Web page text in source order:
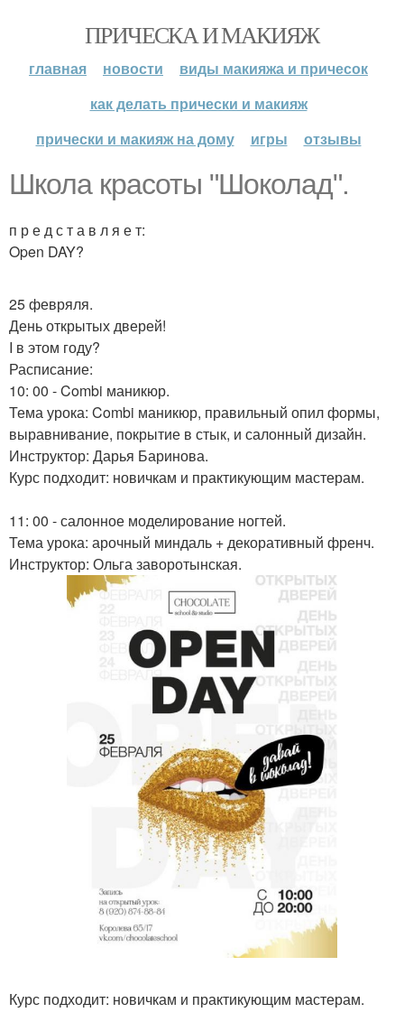
ПРИЧЕСКА И МАКИЯЖ
главная новости
виды макияжа и причесок
как делать прически и макияж
прически и макияж на дому
игры отзывы
Школа красоты "Шоколад".
п р е д с т а в л я е т:
Open DAY?
25 февряля.
День открытых дверей!
I в этом году?
Расписание:
10: 00 - Combi маникюр.
Тема урока: Combi маникюр, правильный опил формы,
выравнивание, покрытие в стык, и салонный дизайн.
Инструктор: Дарья Баринова.
Курс подходит: новичкам и практикующим мастерам.
11: 00 - салонное моделирование ногтей.
Тема урока: арочный миндаль + декоративный френч.
Инструктор: Ольга заворотынская.
Курс подходит: новичкам и практикующим мастерам.